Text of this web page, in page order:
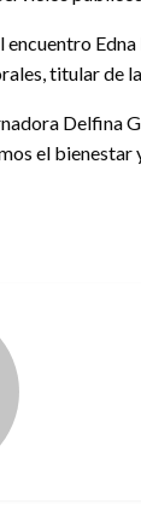
encuentro
titular de
Delfina
el bienestar